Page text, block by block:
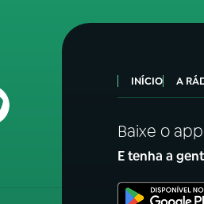
INÍCIO A
Baixe o
E tenha a